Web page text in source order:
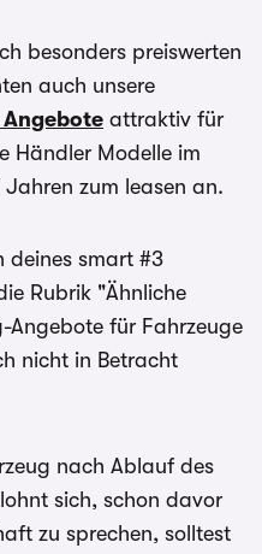
besonders preiswerten
auch unsere
attraktiv für
Händler Modelle im
zum leasen an.
deines smart #3
Rubrik "Ähnliche
Angebote für Fahrzeuge
nicht in Betracht
nach Ablauf des
sich, schon davor
zu sprechen, solltest